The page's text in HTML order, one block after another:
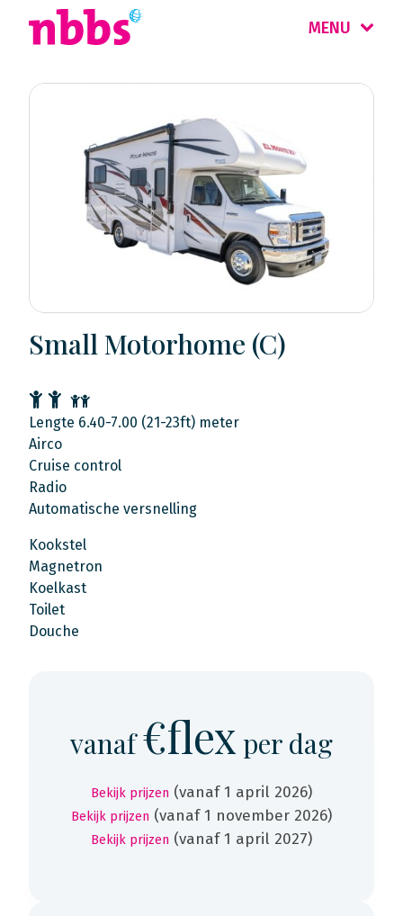
MENU
Small Motorhome (C)
Lengte 6.40-7.00 (21-23ft) meter
Airco
Cruise control
Radio
Automatische versnelling
Kookstel
Magnetron
Koelkast
Toilet
Douche
vanaf€flex per dag
Bekijk prijzen (vanaf 1 april 2026)
Bekijk prijzen (vanaf 1 november 2026)
Bekijk prijzen (vanaf 1 april 2027)